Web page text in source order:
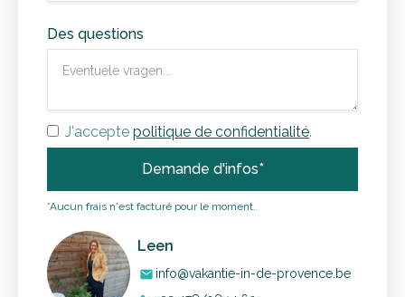
Des questions
J'accepte politique de confidentialité.
*Aucun frais n'est facturé pour le moment.
Leen
mail info@vakantie-in-de-provence.be